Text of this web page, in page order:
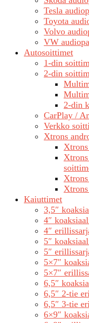
Tesla
Toyota
Volvo
VW
Autosoittimet
1-din
2-din
2-din
CarPlay /
Verkko
Xtrons
Kaiuttimet
3,5″
4″
4″
5″
5″
5×7″
5×7″
6,5″
6,5″ 2-tie
6,5″ 3-tie
6×9″